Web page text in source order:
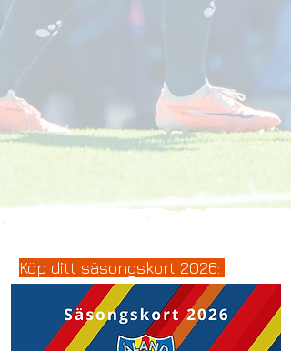
Köp ditt säsongskort 2026: